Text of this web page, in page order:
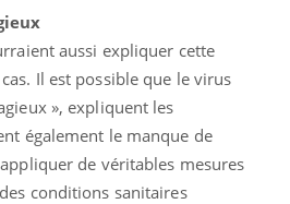
aussi expliquer cette
Il est possible que le virus
», expliquent les
également le manque de
de véritables mesures
conditions sanitaires